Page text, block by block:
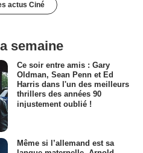
actus Ciné
semaine
Ce soir entre amis : Gary
Oldman, Sean Penn et Ed
Harris dans l'un des meilleurs
thrillers des années 90
injustement oublié !
Même si l’allemand est sa